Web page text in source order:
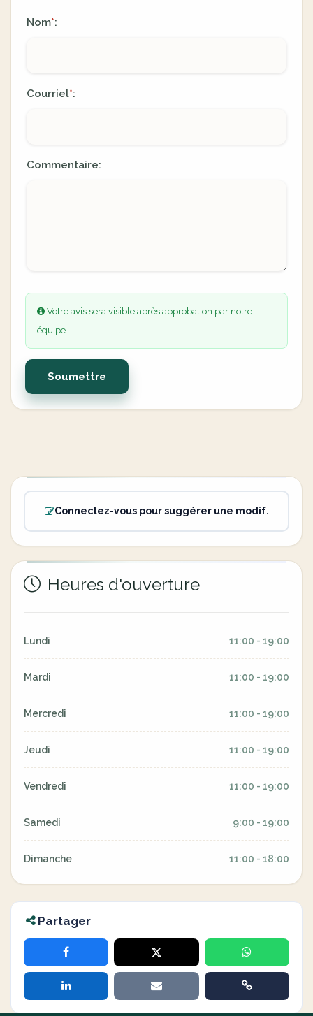
Nom*:
Courriel*:
Commentaire:
Votre avis sera visible après approbation par notre
équipe.
Soumettre
Connectez-vous pour suggérer une modif.
Heures d'ouverture
Lundi 11:00 - 19:00
Mardi 11:00 - 19:00
Mercredi 11:00 - 19:00
Jeudi 11:00 - 19:00
Vendredi 11:00 - 19:00
Samedi 9:00 - 19:00
Dimanche 11:00 - 18:00
Partager